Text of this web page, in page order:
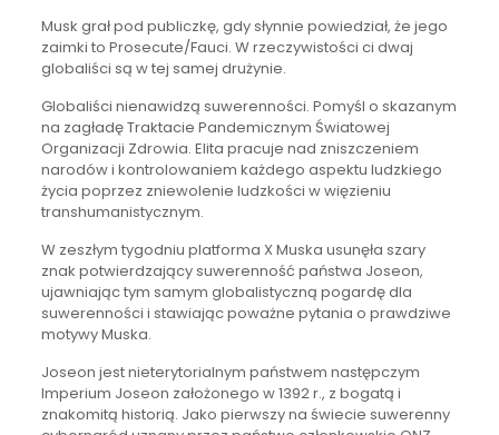
Musk grał pod publiczkę, gdy słynnie powiedział, że jego
zaimki to Prosecute/Fauci. W rzeczywistości ci dwaj
globaliści są w tej samej drużynie.
Globaliści nienawidzą suwerenności. Pomyśl o skazanym
na zagładę Traktacie Pandemicznym Światowej
Organizacji Zdrowia. Elita pracuje nad zniszczeniem
narodów i kontrolowaniem każdego aspektu ludzkiego
życia poprzez zniewolenie ludzkości w więzieniu
transhumanistycznym.
W zeszłym tygodniu platforma X Muska usunęła szary
znak potwierdzający suwerenność państwa Joseon,
ujawniając tym samym globalistyczną pogardę dla
suwerenności i stawiając poważne pytania o prawdziwe
motywy Muska.
Joseon jest nieterytorialnym państwem następczym
Imperium Joseon założonego w 1392 r., z bogatą i
znakomitą historią. Jako pierwszy na świecie suwerenny